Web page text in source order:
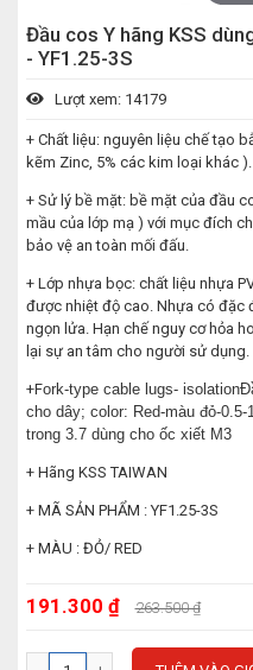
Đầu cos Y hãng KSS
- YF1.25-3S
Lượt xem: 14179
+ Chất liệu: nguyên liệu chế tạo
kẽm Zinc, 5% các kim loại khác ).
+ Sử lý bề mặt: bề mặt của đầu
mầu của lớp mạ ) với mục đích
bảo vệ an toàn mối đấu.
+ Lớp nhựa bọc: chất liệu nhựa
được nhiệt độ cao. Nhựa có đặc
ngọn lửa. Hạn chế nguy cơ hỏa
lại sự an tâm cho người sử dụng.
+Fork-type cable lugs-
cho dây; color: Red-màu đỏ-
trong 3.7 dùng cho ốc xiết M3
+ Hãng KSS TAIWAN
+ MÃ SẢN PHẨM : YF1.25-3S
+ MÀU : ĐỎ/ RED
191.300 ₫ 263.500 ₫